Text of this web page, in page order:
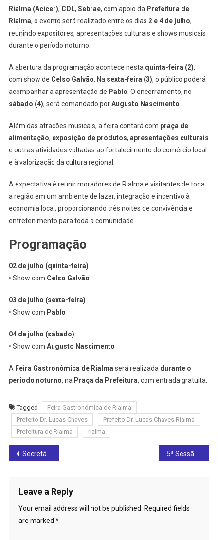
Rialma (Acicer), CDL, Sebrae, com apoio da Prefeitura de
Rialma, o evento será realizado entre os dias 2 e 4 de julho,
reunindo expositores, apresentações culturais e shows musicais
durante o período noturno.
A abertura da programação acontece nesta quinta-feira (2),
com show de Celso Galvão . Na sexta-feira (3), o público poderá
acompanhar a apresentação de Pablo . O encerramento, no
sábado (4), será comandado porAugusto Nascimento
Além das atrações musicais, a feira contará com praça de
alimentação, exposição de produtos, apresentações culturais
e outras atividades voltadas ao fortalecimento do comércio local
e à valorização da cultura regional.
A expectativa é reunir moradores de Rialma e visitantes de toda
a região em um ambiente de lazer, integração e incentivo à
economia local, proporcionando três noites de convivência e
entretenimento para toda a comunidade.
Programação
02 de julho (quinta-feira)
• Show com Celso Galvão
03 de julho (sexta-feira)
• Show com Pablo
04 de julho (sábado)
• Show com Augusto Nascimento
A Feira Gastronômica de Rialma será realizada durante o
período noturno, na Praça da Prefeitura, com entrada gratuita.
Tagged
Feira Gastronômica de Rialma
Prefeito Dr. Lucas Chaves
Prefeito Dr. Lucas Chaves Rialma
Prefeitura de Rialma
rialma
Post
Secretária Elaine Cristina destaca participação das famílias e avalia sucesso da Festa Cultural Rialma em Cores
Leave a Reply
Your email address will not be published.
Required fields
are marked *